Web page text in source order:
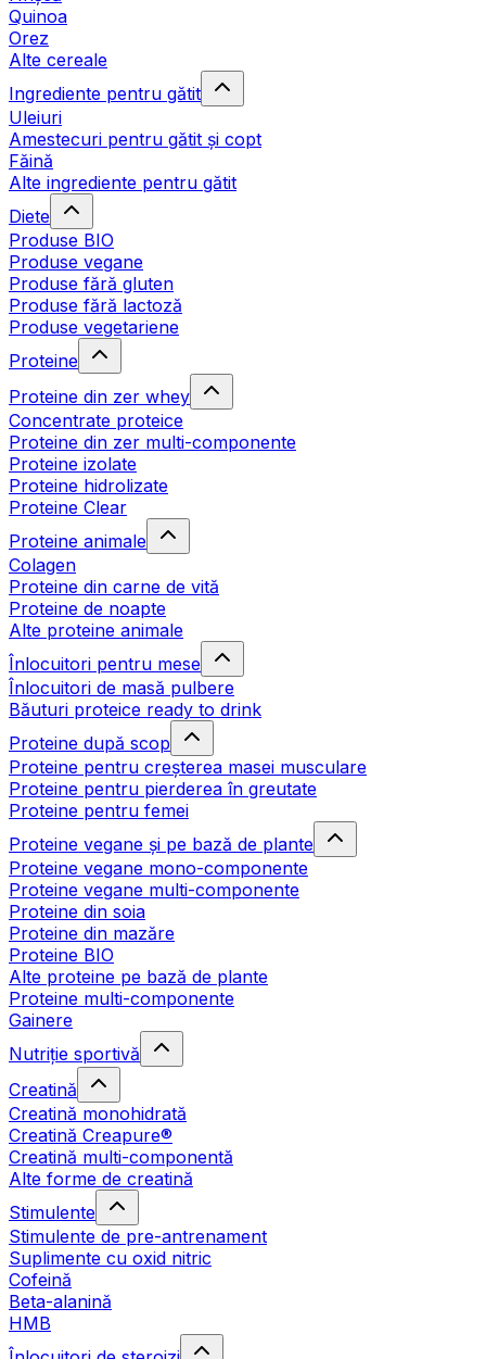
Quinoa
Orez
Alte cereale
Ingrediente pentru gătit
Uleiuri
Amestecuri pentru gătit și copt
Făină
Alte ingrediente pentru gătit
Diete
Produse BIO
Produse vegane
Produse fără gluten
Produse fără lactoză
Produse vegetariene
Proteine
Proteine din zer whey
Concentrate proteice
Proteine din zer multi-componente
Proteine izolate
Proteine hidrolizate
Proteine Clear
Proteine animale
Colagen
Proteine din carne de vită
Proteine de noapte
Alte proteine animale
Înlocuitori pentru mese
Înlocuitori de masă pulbere
Băuturi proteice ready to drink
Proteine după scop
Proteine pentru creșterea masei musculare
Proteine pentru pierderea în greutate
Proteine pentru femei
Proteine vegane și pe bază de plante
Proteine vegane mono-componente
Proteine vegane multi-componente
Proteine din soia
Proteine din mazăre
Proteine BIO
Alte proteine pe bază de plante
Proteine multi-componente
Gainere
Nutriție sportivă
Creatină
Creatină monohidrată
Creatină Creapure®
Creatină multi-componentă
Alte forme de creatină
Stimulente
Stimulente de pre-antrenament
Suplimente cu oxid nitric
Cofeină
Beta-alanină
HMB